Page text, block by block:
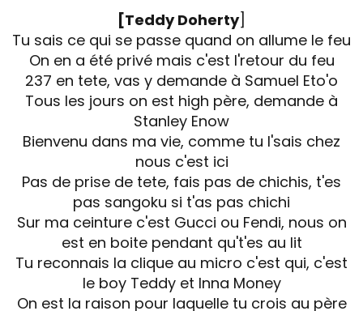
[Teddy Doherty]
Tu sais ce qui se passe quand on allume le feu
On en a été privé mais c'est l'retour du feu
237 en tete, vas y demande à Samuel Eto'o
Tous les jours on est high père, demande à
Stanley Enow
Bienvenu dans ma vie, comme tu l'sais chez
nous c'est ici
Pas de prise de tete, fais pas de chichis, t'es
pas sangoku si t'as pas chichi
Sur ma ceinture c'est Gucci ou Fendi, nous on
est en boite pendant qu't'es au lit
Tu reconnais la clique au micro c'est qui, c'est
le boy Teddy et Inna Money
On est la raison pour laquelle tu crois au père